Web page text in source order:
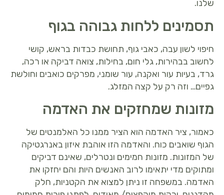
שלנו.
תסמינים ללחות גבוהה בגוף
חיפוי לשון עבה, כאבי גוף, תחושת כבדות בראש, קושי
לחשוב בבהירות, גלי חום, בחילות, צואה דביקה או רכה,
גרד, בעיות עור ואקנה, עור שומני, מפרקים כואבים וחולשת
גפיים… וזה רק על קצה המזלג.
מזונות שמחזקים את האדמה
כאמור, ציר האדמה הוא הציר ממנו כל האלמנטים של
הגוף שואבים כוח. והאדמה הזו אוהבת איזון באנרגטיקה
של המזונות. מזונות חמימים ונטרלים, שאינם דביקים
ומתוקים מדי יתאימו לרוב האנשים היות והם יחזקו את
האדמה. במשפחה זו ניתן למצוא את הקטניות, חלק